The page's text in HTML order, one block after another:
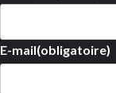
E-mail(obligatoire)